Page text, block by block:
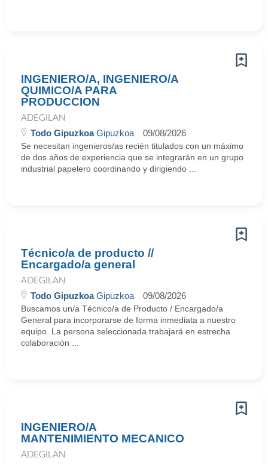
INGENIERO/A, INGENIERO/A
QUIMICO/A PARA
PRODUCCION
ADEGILAN
Todo GipuzkoaGipuzkoa 09/08/2026
Se necesitan ingenieros/as recién titulados con un máximo
de dos años de experiencia que se integrarán en un grupo
industrial papelero coordinando y dirigiendo ...
Técnico/a de producto //
Encargado/a general
ADEGILAN
Todo GipuzkoaGipuzkoa 09/08/2026
Buscamos un/a Técnico/a de Producto / Encargado/a
General para incorporarse de forma inmediata a nuestro
equipo. La persona seleccionada trabajará en estrecha
colaboración ...
INGENIERO/A
MANTENIMIENTO MECANICO
ADEGILAN